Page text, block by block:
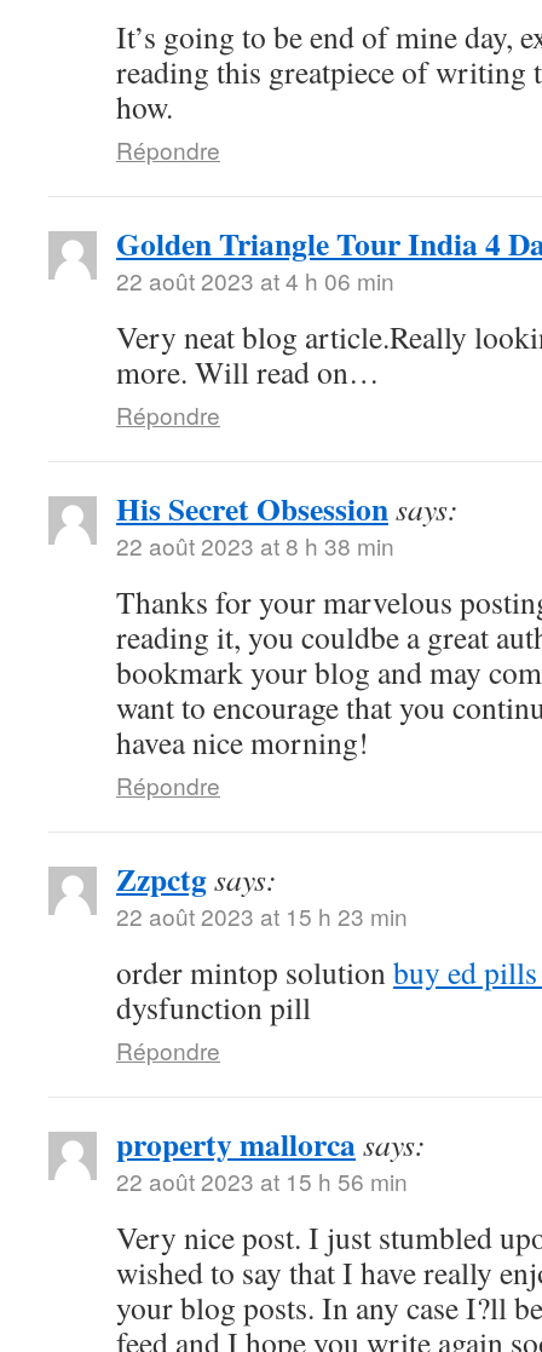
It’s going to be end of mine day,
reading this greatpiece of writing
how.
Répondre
Golden Triangle Tour India 4
22 août 2023 at 4 h 06 min
Very neat blog article.Really
more. Will read on…
Répondre
His Secret Obsessionsays:
22 août 2023 at 8 h 38 min
Thanks for your marvelous
reading it, you couldbe a great
bookmark your blog and may
want to encourage that you
havea nice morning!
Répondre
Zzpctgsays:
22 août 2023 at 15 h 23 min
order mintop solutionbuy ed pills
dysfunction pill
Répondre
property mallorcasays:
22 août 2023 at 15 h 56 min
Very nice post. I just stumbled
wished to say that I have really
your blog posts. In any case I?ll
feed and I hope you write again